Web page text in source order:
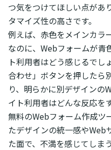
つ気をつけてほしい点があ
タマイズ性の高さです。
例えば、赤色をメインカラ
なのに、Webフォームが青
ト利用者はどう感じるでし
合わせ」ボタンを押したら
り、明らかに別デザインの
イト利用者はどんな反応を
無料のWebフォーム作成ツ
たデザインの統一感やWeb
た面で、不満を感じてしま